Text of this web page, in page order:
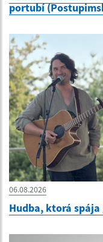
portubí
06.08.2026
Hudba, ktorá spája